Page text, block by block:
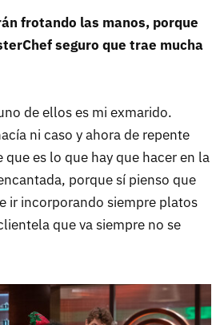
frotando las manos, porque
seguro que trae mucha
de ellos es mi exmarido.
ni caso y ahora de repente
es lo que hay que hacer en la
porque sí pienso que
ir incorporando siempre platos
que va siempre no se